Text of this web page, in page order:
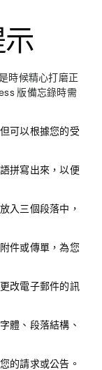
時候精心打磨正
版備忘錄時需
可以根據您的受
拼寫出來，以便
入三個段落中，
件或傳單，為您
更改電子郵件的訊
體、段落結構、
的請求或公告。